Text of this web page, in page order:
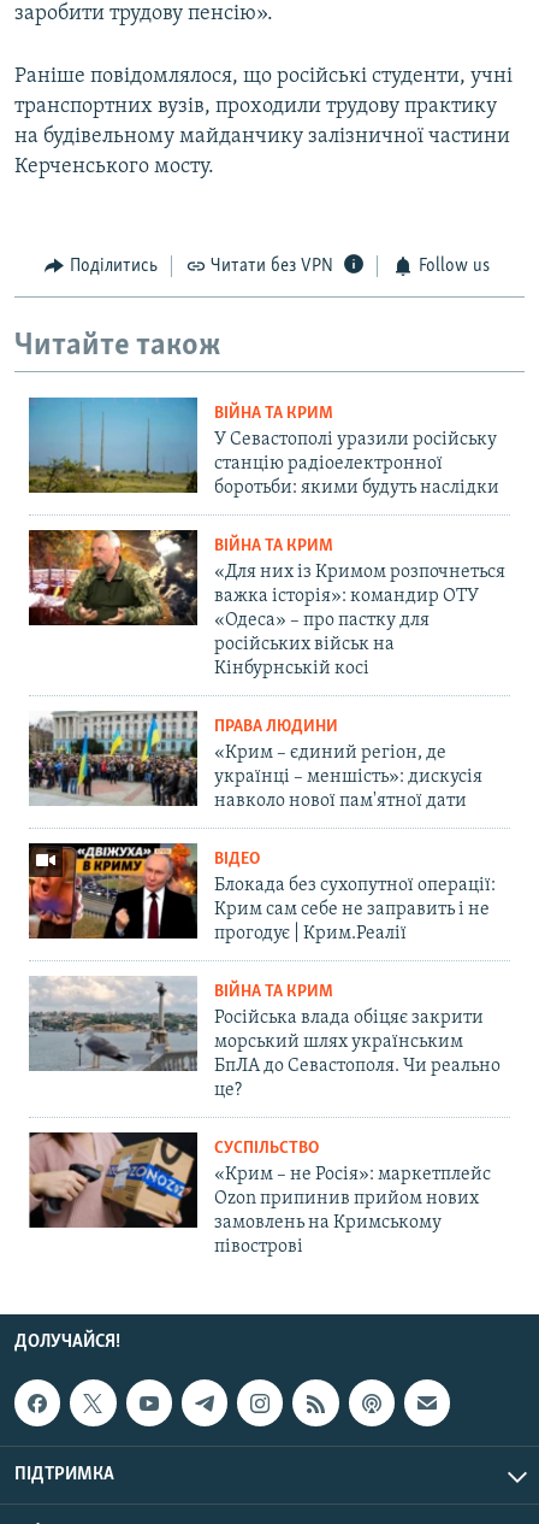
заробити трудову пенсію».
Раніше повідомлялося, що російські студенти, учні
транспортних вузів, проходили трудову практику
на будівельному майданчику залізничної частини
Керченського мосту.
Поділитись Читати без VPN Follow us
Читайте також
ВІЙНА ТА КРИМ
У Севастополі уразили російську
станцію радіоелектронної
боротьби: якими будуть наслідки
ВІЙНА ТА КРИМ
«Для них із Кримом розпочнеться
важка історія»: командир ОТУ
«Одеса» – про пастку для
російських військ на
Кінбурнській косі
ПРАВА ЛЮДИНИ
«Крим – єдиний регіон, де
українці – меншість»: дискусія
навколо нової пам'ятної дати
ВІДЕО
Блокада без сухопутної операції:
Крим сам себе не заправить і не
прогодує | Крим.Реалії
ВІЙНА ТА КРИМ
Російська влада обіцяє закрити
морський шлях українським
БпЛА до Севастополя. Чи реально
це?
СУСПІЛЬСТВО
«Крим – не Росія»: маркетплейс
Ozon припинив прийом нових
замовлень на Кримському
півострові
ДОЛУЧАЙСЯ!
ПІДТРИМКА